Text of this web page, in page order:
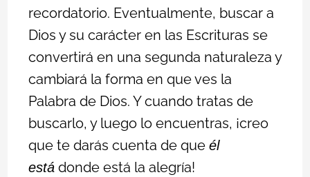
recordatorio. Eventualmente, buscar a
Dios y su carácter en las Escrituras se
convertirá en una segunda naturaleza y
cambiará la forma en que ves la
Palabra de Dios. Y cuando tratas de
buscarlo, y luego lo encuentras, ¡creo
que te darás cuenta de que él
estádonde está la alegría!